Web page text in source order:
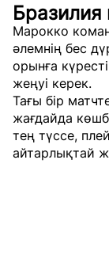
Марокко
әлемнің бес
орынға
жеңуі керек.
Тағы бір
жағдайда
тең түссе,
айтарлықтай